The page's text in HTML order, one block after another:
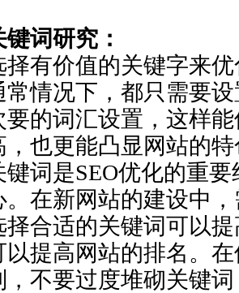
键词研究：
择有价值的关键字来
常情况下，都只需要
要的词汇设置，这样
，也更能凸显网站的
键词是SEO优化的重
。在新网站的建设中
择合适的关键词可以
以提高网站的排名。
，不要过度堆砌关键